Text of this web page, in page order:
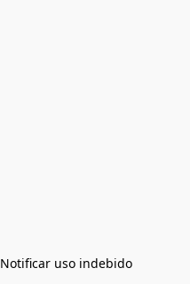
Notificar uso indebido